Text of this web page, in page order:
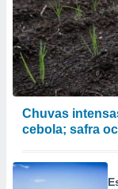
Chuvas
cebola; safra